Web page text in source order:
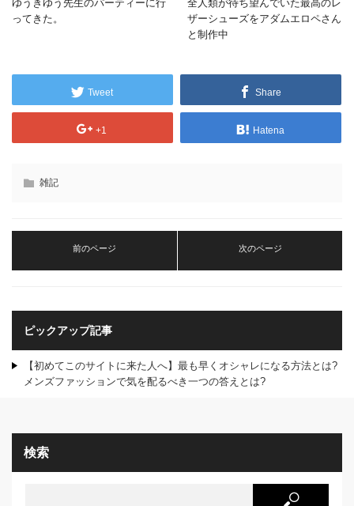
ゆうきゆう先生のパーティーに行
ってきた。
全人類が待ち望んでいた最高のレ
ザーシューズをアダムエロペさん
と制作中
Tweet Share
+1 Hatena
雑記
前のページ 次のページ
ピックアップ記事
【初めてこのサイトに来た人へ】最も早くオシャレになる方法とは?
メンズファッションで気を配るべき一つの答えとは?
検索